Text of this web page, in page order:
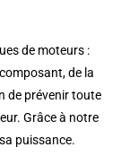
de moteurs :
de la
de prévenir toute
Grâce à notre
puissance.